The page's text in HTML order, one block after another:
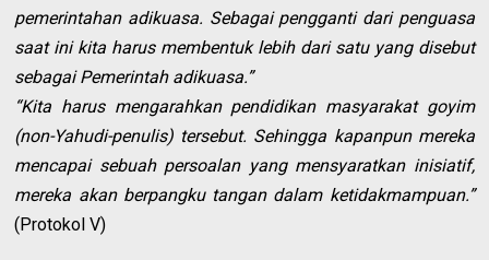
pemerintahan adikuasa. Sebagai pengganti dari penguasa
saat ini kita harus membentuk lebih dari satu yang disebut
sebagai Pemerintah adikuasa.”
“Kita harus mengarahkan pendidikan masyarakat goyim
(non-Yahudi-penulis) tersebut. Sehingga kapanpun mereka
mencapai sebuah persoalan yang mensyaratkan inisiatif,
mereka akan berpangku tangan dalam ketidakmampuan.”
(Protokol V)